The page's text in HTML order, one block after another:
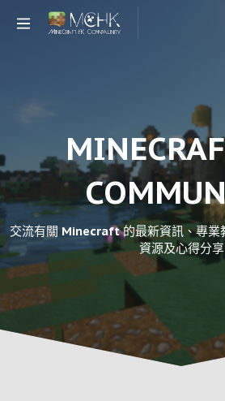
交流有關 Minecraft 的最新資訊、專業
資源及心得分享